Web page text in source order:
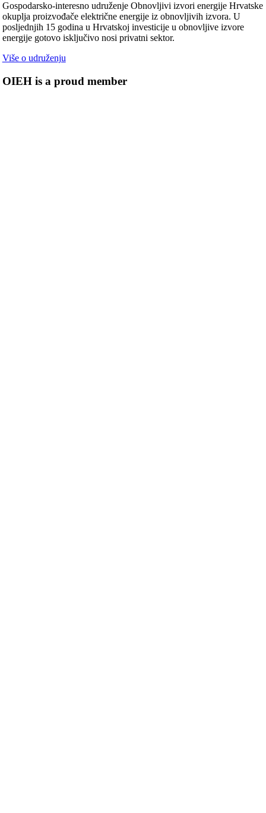
Gospodarsko-interesno udruženje Obnovljivi izvori energije Hrvatske
okuplja proizvođače električne energije iz obnovljivih izvora. U
posljednjih 15 godina u Hrvatskoj investicije u obnovljive izvore
energije gotovo isključivo nosi privatni sektor.
Više o udruženju
OIEH is a proud member